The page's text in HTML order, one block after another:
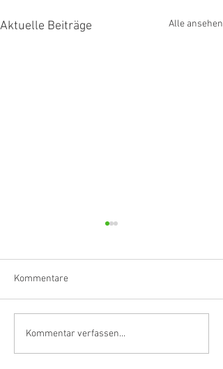
Aktuelle Beiträge Alle ansehen
Klarinettistin, Tonmeisterin,
Grenzgängerin
Kommentare
Kommentar verfassen...